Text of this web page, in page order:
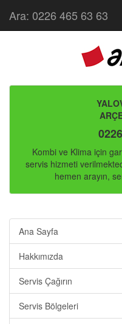
Ara: 0226 465 63 63
Kombi ve Klima için
servis hizmeti
hemen arayın,
Ana Sayfa
Hakkımızda
Servis Çağırın
Servis Bölgeleri